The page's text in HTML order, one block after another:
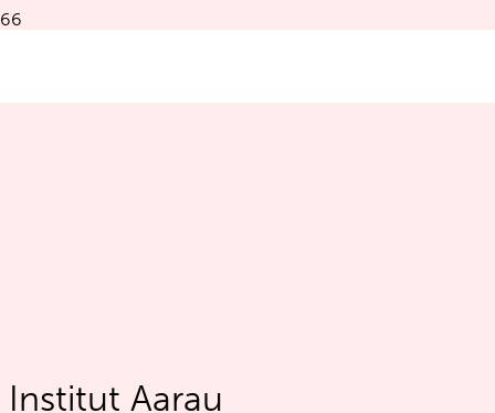
Institut Aarau